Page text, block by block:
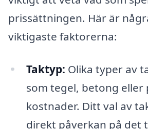
prissättningen. Här är
viktigaste faktorerna:
Taktyp: Olika typer av
som tegel, betong eller
kostnader. Ditt val av
direkt påverkan på det